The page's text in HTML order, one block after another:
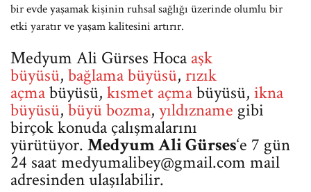
bir evde yaşamak kişinin ruhsal sağlığı üzerinde olumlu bir
etki yaratır ve yaşam kalitesini artırır.
Medyum Ali Gürses Hoca aşk
büyüsü, bağlama büyüsü, rızık
açmabüyüsü, kısmet açmabüyüsü, ikna
büyüsü, büyü bozma, yıldızname gibi
birçok konuda çalışmalarını
yürütüyor. Medyum Ali Gürses‘e 7 gün
24 saatmedyumalibey@gmail.com mail
adresinden ulaşılabilir.